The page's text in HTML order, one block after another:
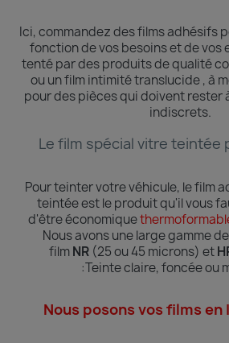
Ici, commandez des films adhésifs
fonction de vos besoins et de vos
tenté par des produits de qualité
ou un film intimité translucide , à
pour des pièces qui doivent rester
indiscrets.
Le film spécial vitre teintée
Pour teinter votre véhicule, le film
teintée est le produit qu'il vous
d'être économique
Nous avons une large gamme
filmNR (25 ou 45 microns) et
:Teinteclaire, foncée ou
Nous posons vos films en